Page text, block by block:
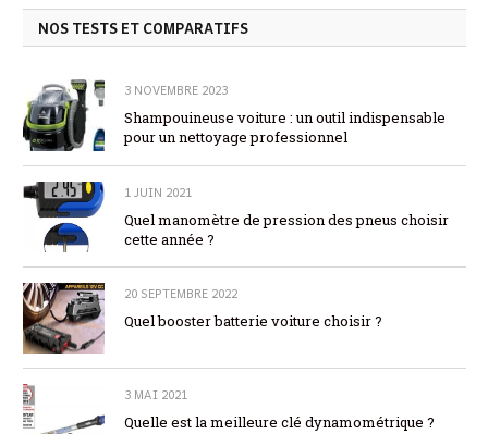
NOS TESTS ET COMPARATIFS
3 NOVEMBRE 2023
Shampouineuse voiture : un outil indispensable
pour un nettoyage professionnel
1 JUIN 2021
Quel manomètre de pression des pneus choisir
cette année ?
20 SEPTEMBRE 2022
Quel booster batterie voiture choisir ?
3 MAI 2021
Quelle est la meilleure clé dynamométrique ?